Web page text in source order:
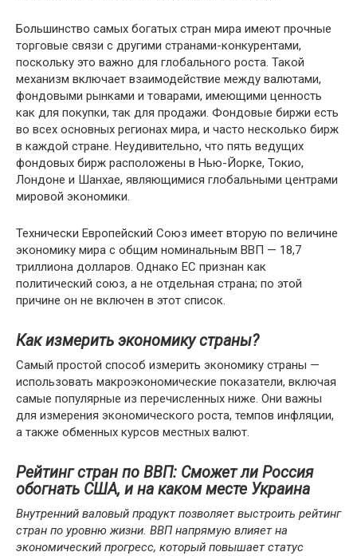
Большинство самых богатых стран мира имеют прочные
торговые связи с другими странами-конкурентами,
поскольку это важно для глобального роста. Такой
механизм включает взаимодействие между валютами,
фондовыми рынками и товарами, имеющими ценность
как для покупки, так для продажи. Фондовые биржи есть
во всех основных регионах мира, и часто несколько бирж
в каждой стране. Неудивительно, что пять ведущих
фондовых бирж расположены в Нью-Йорке, Токио,
Лондоне и Шанхае, являющимися глобальными центрами
мировой экономики.
Технически Европейский Союз имеет вторую по величине
экономику мира с общим номинальным ВВП — 18,7
триллиона долларов. Однако ЕС признан как
политический союз, а не отдельная страна; по этой
причине он не включен в этот список.
Как измерить экономику страны?
Самый простой способ измерить экономику страны —
использовать макроэкономические показатели, включая
самые популярные из перечисленных ниже. Они важны
для измерения экономического роста, темпов инфляции,
а также обменных курсов местных валют.
Рейтинг стран по ВВП: Сможет ли Россия
обогнать США, и на каком месте Украина
Внутренний валовый продукт позволяет выстроить рейтинг
стран по уровню жизни. ВВП напрямую влияет на
экономический прогресс, который повышает статус